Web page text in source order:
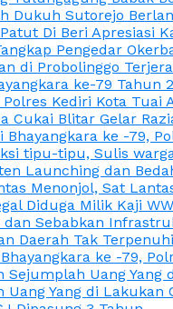
Dukuh Sutorejo
Di Beri Apresiasi
Pengedar
di Probolinggo
ke-79 Tahun
Kediri Kota Tuai
Cukai Blitar Gelar
Bhayangkara ke -79,
tipu-tipu, Sulis
Launching dan
Menonjol, Sat
Diduga Milik Kaji
dan Sebabkan
Daerah Tak
ke -79,
Sejumplah Uang
Uang Yang di